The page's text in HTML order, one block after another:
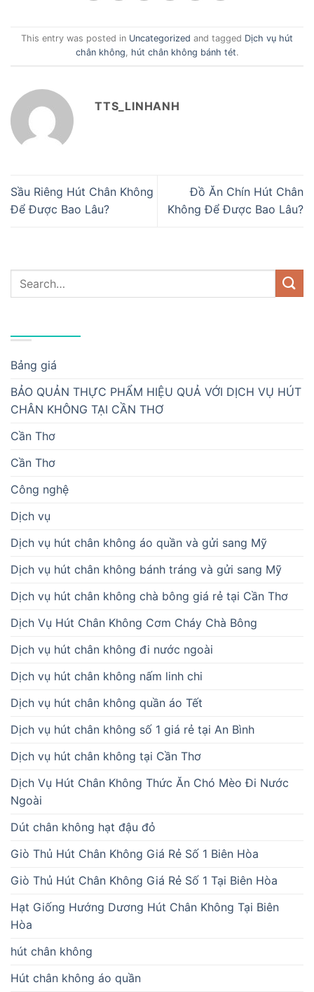
This entry was posted in Uncategorized and tagged Dịch vụ hút
chân không, hút chân không bánh tét.
TTS_LINHANH
Sầu Riêng Hút Chân Không
Để Được Bao Lâu?
Đồ Ăn Chín Hút Chân
Không Để Được Bao Lâu?
Bảng giá
BẢO QUẢN THỰC PHẨM HIỆU QUẢ VỚI DỊCH VỤ HÚT
CHÂN KHÔNG TẠI CẦN THƠ
Cần Thơ
Cần Thơ
Công nghệ
Dịch vụ
Dịch vụ hút chân không áo quần và gửi sang Mỹ
Dịch vụ hút chân không bánh tráng và gửi sang Mỹ
Dịch vụ hút chân không chà bông giá rẻ tại Cần Thơ
Dịch Vụ Hút Chân Không Cơm Cháy Chà Bông
Dịch vụ hút chân không đi nước ngoài
Dịch vụ hút chân không nấm linh chi
Dịch vụ hút chân không quần áo Tết
Dịch vụ hút chân không số 1 giá rẻ tại An Bình
Dịch vụ hút chân không tại Cần Thơ
Dịch Vụ Hút Chân Không Thức Ăn Chó Mèo Đi Nước
Ngoài
Dút chân không hạt đậu đỏ
Giò Thủ Hút Chân Không Giá Rẻ Số 1 Biên Hòa
Giò Thủ Hút Chân Không Giá Rẻ Số 1 Tại Biên Hòa
Hạt Giống Hướng Dương Hút Chân Không Tại Biên
Hòa
hút chân không
Hút chân không áo quần